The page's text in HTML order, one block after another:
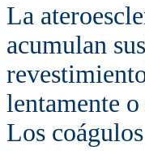
La
acumulan
lentamente
Los